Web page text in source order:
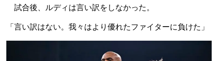
試合後、ルディは言い訳をしなかった。
「言い訳はない。我々はより優れたファイターに負けた」